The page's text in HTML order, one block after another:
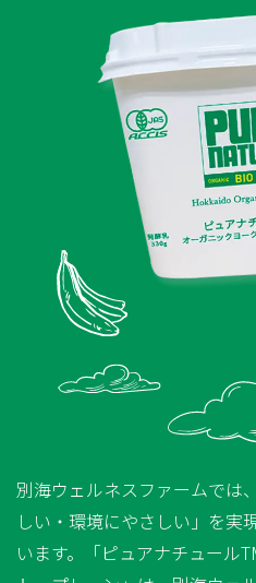
別海ウェルネスファームでは
しい・環境にやさしい」を実
います。「ピュアナチュー